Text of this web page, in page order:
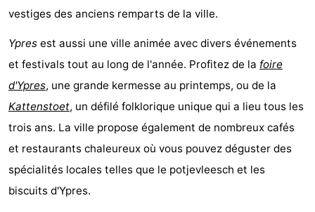
vestiges des anciens remparts de la ville.
Ypres est aussi une ville animée avec divers événements
et festivals tout au long de l'année. Profitez de la foire
d'Ypres, une grande kermesse au printemps, ou de la
Kattenstoet, un défilé folklorique unique qui a lieu tous les
trois ans. La ville propose également de nombreux cafés
et restaurants chaleureux où vous pouvez déguster des
spécialités locales telles que le potjevleesch et les
biscuits d'Ypres.